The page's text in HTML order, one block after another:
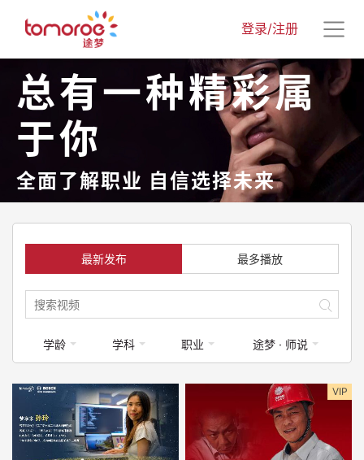
登录/注册
总有一种精彩属
于你
全面了解职业 自信选择未来
最新发布 最多播放
学龄 学科 职业 途梦 · 师说
VIP